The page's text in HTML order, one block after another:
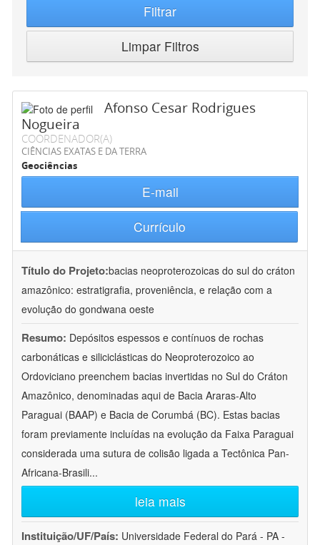
Filtrar
Limpar Filtros
Afonso Cesar Rodrigues
Nogueira
COORDENADOR(A)
CIÊNCIAS EXATAS E DA TERRA
Geociências
E-mail
Currículo
Título do Projeto:bacias neoproterozoicas do sul do cráton
amazônico: estratigrafia, proveniência, e relação com a
evolução do gondwana oeste
Resumo: Depósitos espessos e contínuos de rochas
carbonáticas e siliciclásticas do Neoproterozoico ao
Ordoviciano preenchem bacias invertidas no Sul do Cráton
Amazônico, denominadas aqui de Bacia Araras-Alto
Paraguai (BAAP) e Bacia de Corumbá (BC). Estas bacias
foram previamente incluídas na evolução da Faixa Paraguai
considerada uma sutura de colisão ligada a Tectônica Pan-
Africana-Brasili...
leia mais
Instituição/UF/País: Universidade Federal do Pará - PA -